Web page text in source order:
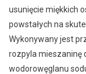
usunięcie miękkich
powstałych na
Wykonywany jest
rozpyla mieszaninę
wodorowęglanu